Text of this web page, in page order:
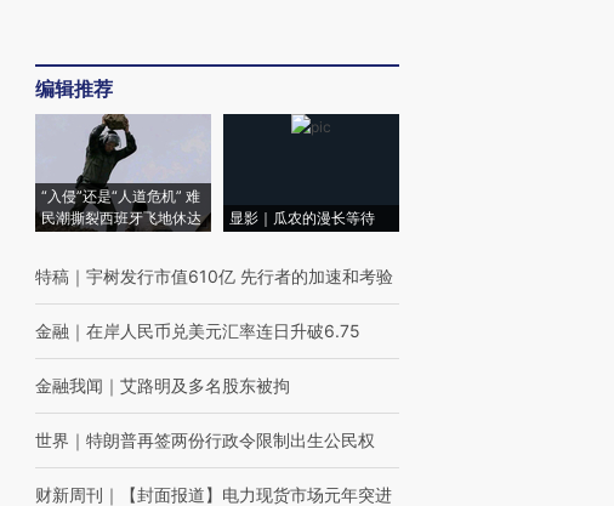
编辑推荐
“入侵”还是“人道危机” 难
民潮撕裂西班牙飞地休达
显影｜瓜农的漫长等待
特稿 ｜ 宇树发行市值610亿 先行者的加速和考验
金融 ｜ 在岸人民币兑美元汇率连日升破6.75
金融我闻 ｜ 艾路明及多名股东被拘
世界 ｜ 特朗普再签两份行政令限制出生公民权
财新周刊 ｜ 【封面报道】电力现货市场元年突进